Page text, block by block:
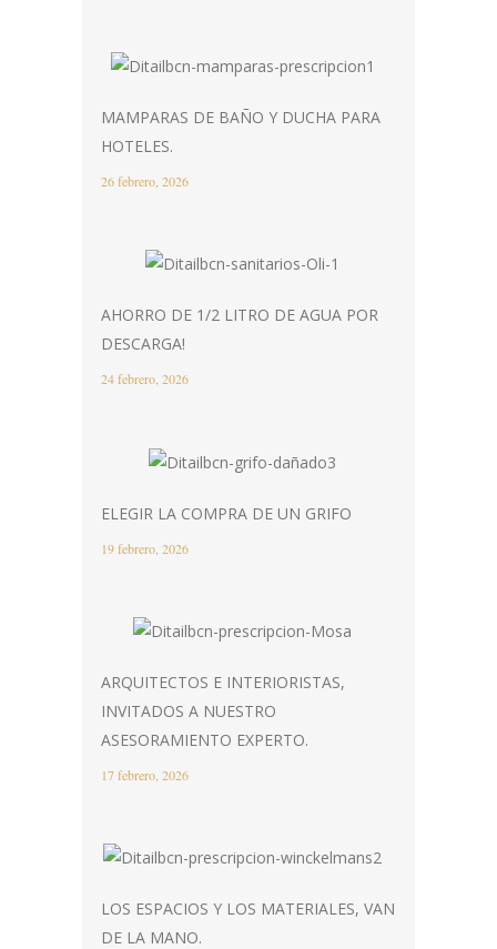
MAMPARAS DE BAÑO Y DUCHA PARA
HOTELES.
26 febrero, 2026
AHORRO DE 1/2 LITRO DE AGUA POR
DESCARGA!
24 febrero, 2026
ELEGIR LA COMPRA DE UN GRIFO
19 febrero, 2026
ARQUITECTOS E INTERIORISTAS,
INVITADOS A NUESTRO
ASESORAMIENTO EXPERTO.
17 febrero, 2026
LOS ESPACIOS Y LOS MATERIALES, VAN
DE LA MANO.